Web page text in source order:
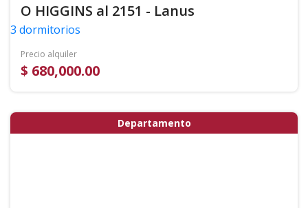
O HIGGINS al 2151 - Lanus
3 dormitorios
Precio alquiler
$ 680,000.00
Departamento